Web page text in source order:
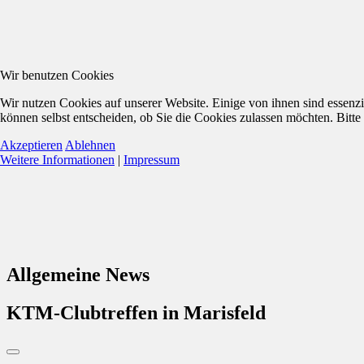
Allgemeine News
KTM-Clubtreffen in Marisfeld
Wir benutzen Cookies
Wir nutzen Cookies auf unserer Website. Einige von ihnen sind
können selbst entscheiden, ob Sie die Cookies zulassen möchten.
Akzeptieren Ablehnen
Weitere Informationen | Impressum